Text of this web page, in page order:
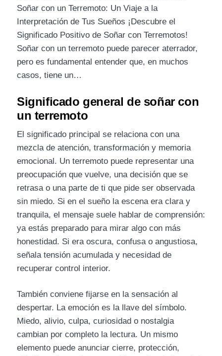
Soñar con un Terremoto: Un Viaje a la
Interpretación de Tus Sueños ¡Descubre el
Significado Positivo de Soñar con Terremotos!
Soñar con un terremoto puede parecer aterrador,
pero es fundamental entender que, en muchos
casos, tiene un…
Significado general de soñar con
un terremoto
El significado principal se relaciona con una
mezcla de atención, transformación y memoria
emocional. Un terremoto puede representar una
preocupación que vuelve, una decisión que se
retrasa o una parte de ti que pide ser observada
sin miedo. Si en el sueño la escena era clara y
tranquila, el mensaje suele hablar de comprensión:
ya estás preparado para mirar algo con más
honestidad. Si era oscura, confusa o angustiosa,
señala tensión acumulada y necesidad de
recuperar control interior.
También conviene fijarse en la sensación al
despertar. La emoción es la llave del símbolo.
Miedo, alivio, culpa, curiosidad o nostalgia
cambian por completo la lectura. Un mismo
elemento puede anunciar cierre, protección,